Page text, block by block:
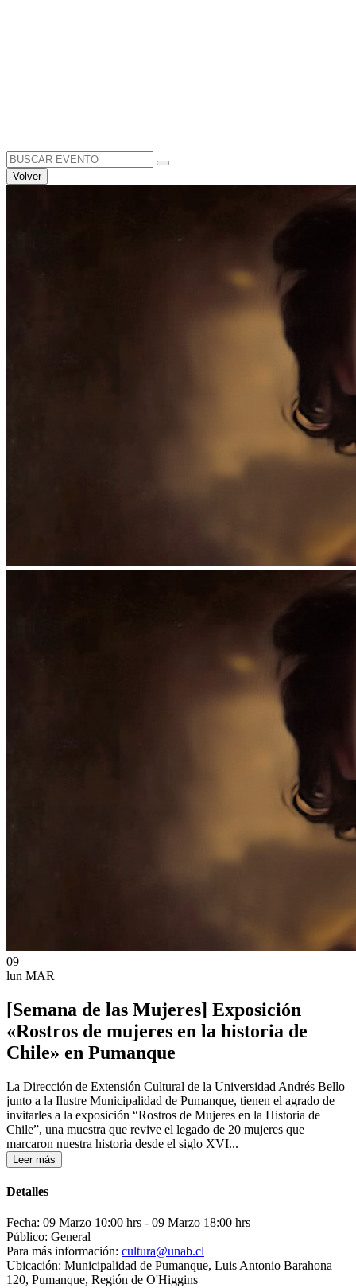
Search
for:
Volver
09
lun MAR
[Semana de las Mujeres] Exposición
«Rostros de mujeres en la historia de
Chile» en Pumanque
La Dirección de Extensión Cultural de la Universidad Andrés Bello
junto a la Ilustre Municipalidad de Pumanque, tienen el agrado de
invitarles a la exposición “Rostros de Mujeres en la Historia de
Chile”, una muestra que revive el legado de 20 mujeres que
marcaron nuestra historia desde el siglo XVI...
Leer más
Detalles
Fecha: 09 Marzo 10:00 hrs - 09 Marzo 18:00 hrs
Público: General
Para más información: cultura@unab.cl
Ubicación: Municipalidad de Pumanque, Luis Antonio Barahona
120, Pumanque, Región de O'Higgins